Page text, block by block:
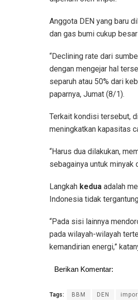
Anggota DEN yang baru
dan gas bumi cukup
“Declining rate dari
dengan mengejar hal
separuh atau 50% dari
paparnya, Jumat (8/1).
Terkait kondisi tersebut,
meningkatkan kapasitas
“Harus dua dilakukan,
sebagainya untuk minyak
Langkah kedua adalah
Indonesia tidak
“Pada sisi lainnya
pada wilayah-wilayah
kemandirian energi,”
Berikan Komentar:
Tags: BBM DEN impor